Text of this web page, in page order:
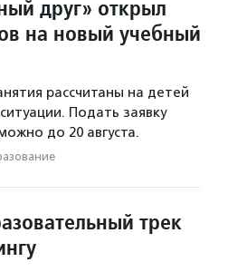
друг» открыл
на новый учебный
рассчитаны на детей
Подать заявку
до 20 августа.
трек